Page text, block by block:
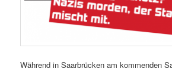
Während in Saar­brück­en am kom­menden